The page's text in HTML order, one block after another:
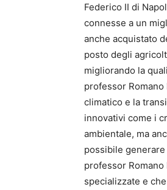
Federico II di
connesse a un
anche acquistato
posto degli
migliorando la
professor
climatico e la
innovativi come i
ambientale, ma
possibile
professor
specializzate e